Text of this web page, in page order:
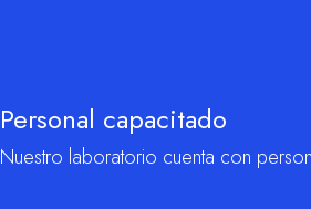
Personal capacitado
Nuestro laboratorio cuenta con